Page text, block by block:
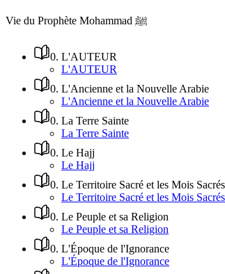
Vie du Prophète Mohammad ﷺ
0. L'AUTEUR
L'AUTEUR
0. L'Ancienne et la Nouvelle Arabie
L'Ancienne et la Nouvelle Arabie
0. La Terre Sainte
La Terre Sainte
0. Le Hajj
Le Hajj
0. Le Territoire Sacré et les Mois Sacrés
Le Territoire Sacré et les Mois Sacrés
0. Le Peuple et sa Religion
Le Peuple et sa Religion
0. L'Époque de l'Ignorance
L'Époque de l'Ignorance